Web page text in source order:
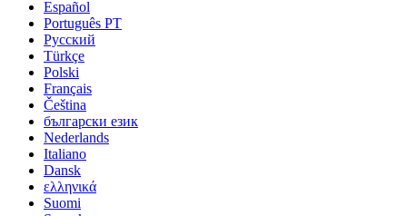
Español
Português PT
Русский
Türkçe
Polski
Français
Čeština
български език
Nederlands
Italiano
Dansk
ελληνικά
Suomi